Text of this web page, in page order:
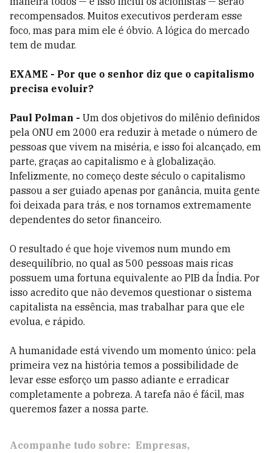
recompensados. Muitos executivos perderam esse
foco, mas para mim ele é óbvio. A lógica do mercado
tem de mudar.
EXAME - Por que o senhor diz que o capitalismo
precisa evoluir?
Paul Polman - Um dos objetivos do milênio definidos
pela ONU em 2000 era reduzir à metade o número de
pessoas que vivem na miséria, e isso foi alcançado, em
parte, graças ao capitalismo e à globalização.
Infelizmente, no começo deste século o capitalismo
passou a ser guiado apenas por ganância, muita gente
foi deixada para trás, e nos tornamos extremamente
dependentes do setor financeiro.
O resultado é que hoje vivemos num mundo em
desequilíbrio, no qual as 500 pessoas mais ricas
possuem uma fortuna equivalente ao PIB da Índia. Por
isso acredito que não devemos questionar o sistema
capitalista na essência, mas trabalhar para que ele
evolua, e rápido.
A humanidade está vivendo um momento único: pela
primeira vez na história temos a possibilidade de
levar esse esforço um passo adiante e erradicar
completamente a pobreza. A tarefa não é fácil, mas
queremos fazer a nossa parte.
Acompanhe tudo sobre: Empresas